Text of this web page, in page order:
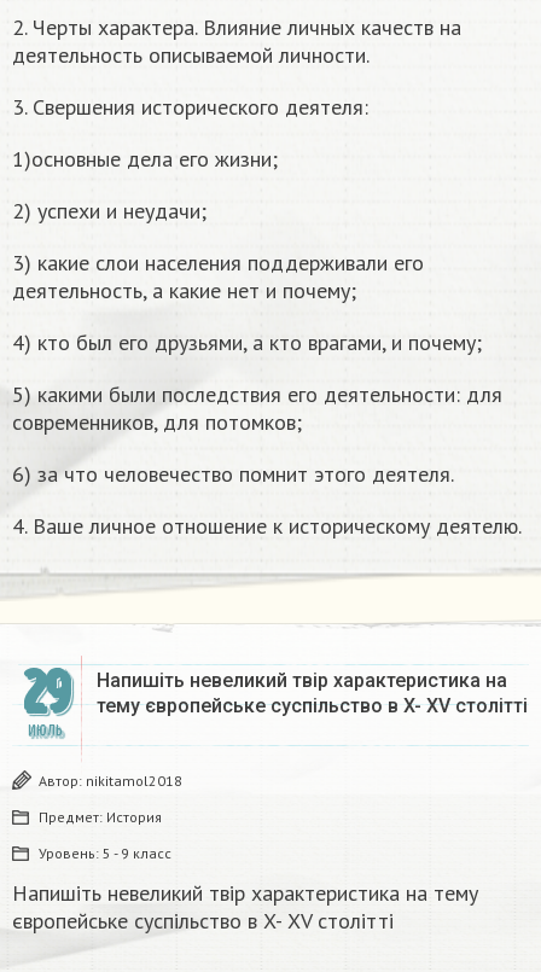
2. Черты характера. Влияние личных качеств на
деятельность описываемой личности.
3. Свершения исторического деятеля:
1)основные дела его жизни;
2) успехи и неудачи;
3) какие слои населения поддерживали его
деятельность, а какие нет и почему;
4) кто был его друзьями, а кто врагами, и почему;
5) какими были последствия его деятельности: для
современников, для потомков;
6) за что человечество помнит этого деятеля.
4. Ваше личное отношение к историческому деятелю.
29
ИЮЛЬ
Напишіть невеликий твір характеристика на
тему європейське суспільство в X- ХV столітті
Автор: nikitamol2018
Предмет: История
Уровень: 5 - 9 класс
Напишіть невеликий твір характеристика на тему
європейське суспільство в X- ХV столітті